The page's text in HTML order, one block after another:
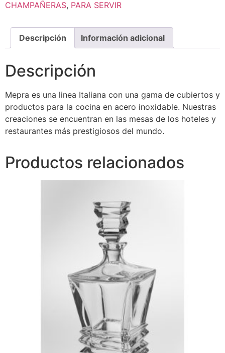
CHAMPAÑERAS, PARA SERVIR
Descripción Información adicional
Descripción
Mepra es una linea Italiana con una gama de cubiertos y
productos para la cocina en acero inoxidable. Nuestras
creaciones se encuentran en las mesas de los hoteles y
restaurantes más prestigiosos del mundo.
Productos relacionados